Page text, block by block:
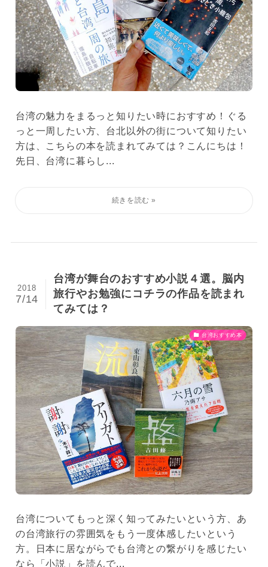
台湾の魅力をまるっと知りたい時におすすめ！ぐる
っと一周したい方、台北以外の街について知りたい
方は、こちらの本を読まれてみては？こんにちは！
先日、台湾に暮らし...
台湾が舞台のおすすめ小説４選。脳内
旅行やお勉強にコチラの作品を読まれ
てみては？
2018
7/14
台湾おすすめ本
台湾についてもっと深く知ってみたいという方、あ
の台湾旅行の雰囲気をもう一度体感したいという
方。日本に居ながらでも台湾との繋がりを感じたい
なら「小説」を読んで...